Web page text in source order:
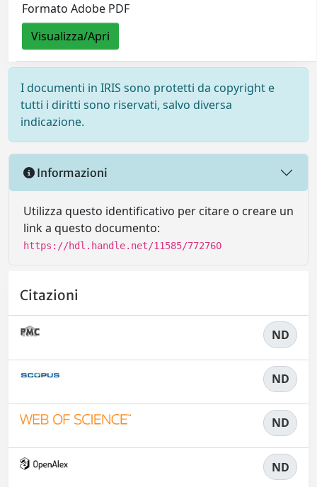
Formato Adobe PDF
Visualizza/Apri
I documenti in IRIS sono protetti da copyright e
tutti i diritti sono riservati, salvo diversa
indicazione.
Informazioni
Utilizza questo identificativo per citare o creare un
link a questo documento:
https://hdl.handle.net/11585/772760
Citazioni
ND
ND
ND
ND